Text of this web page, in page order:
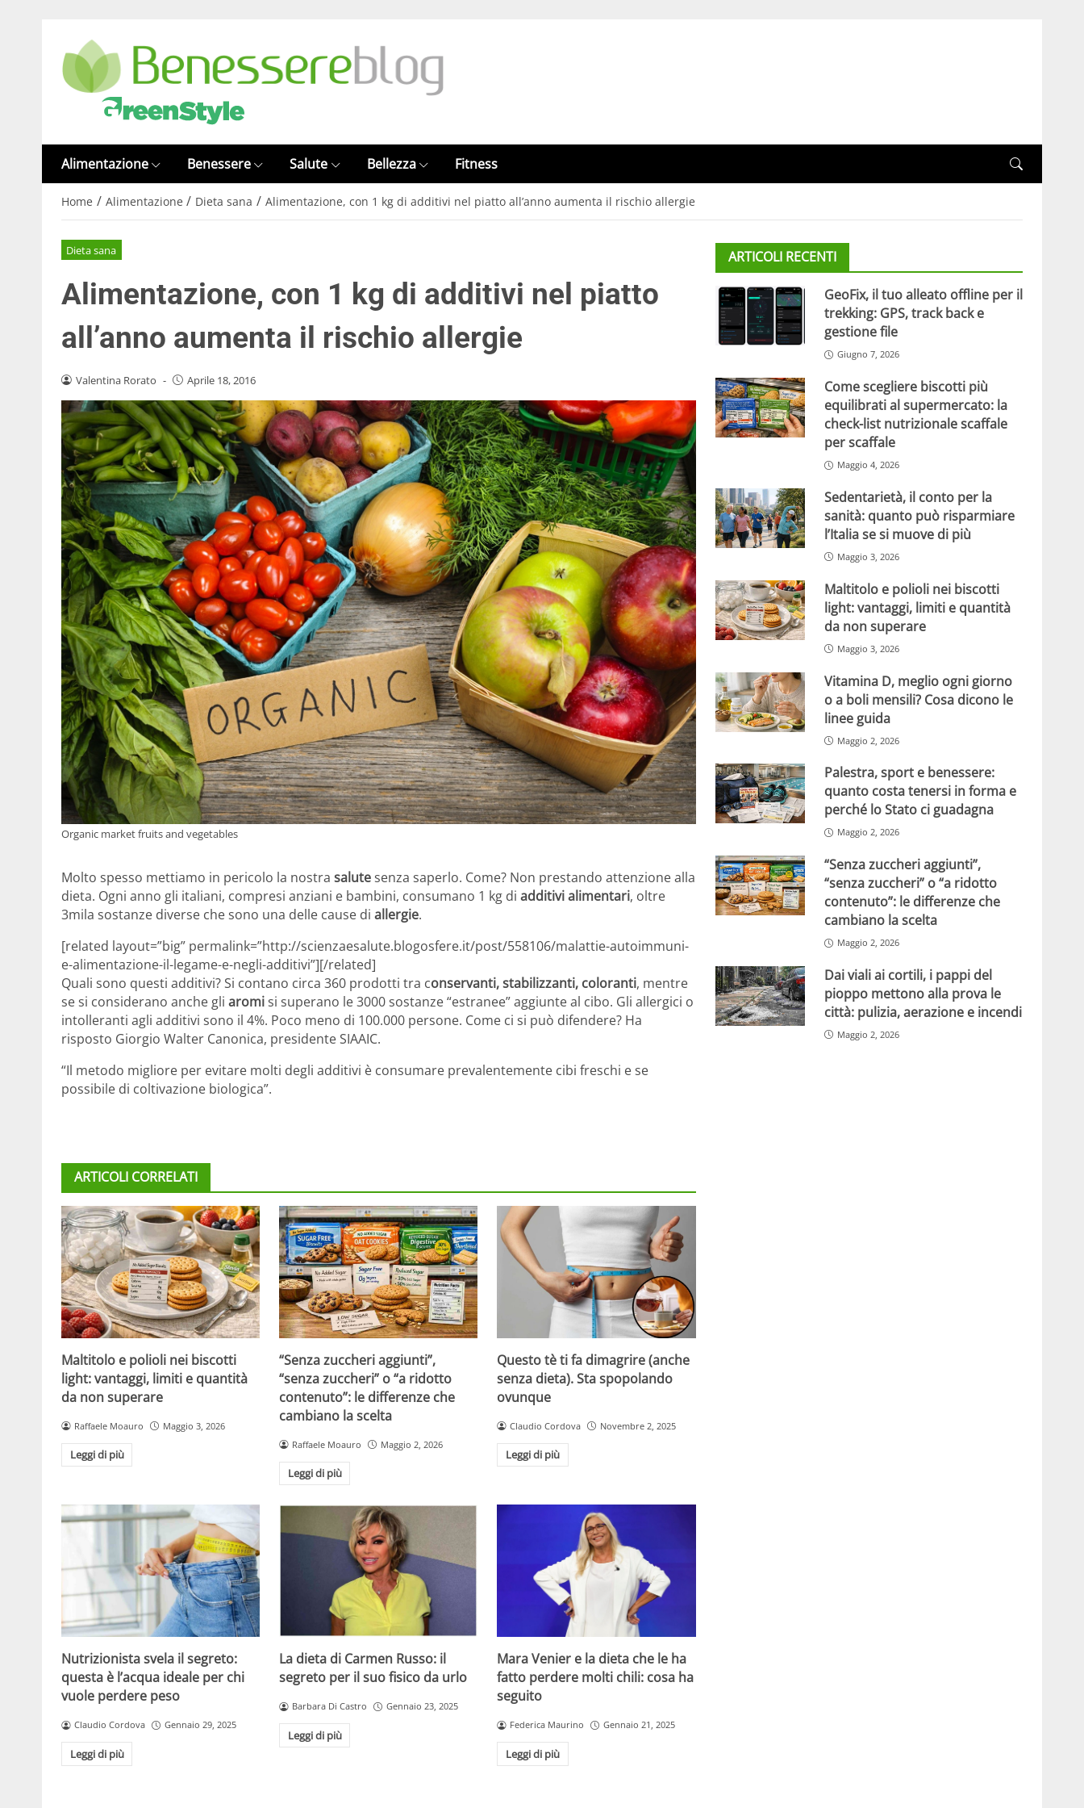
Alimentazione Benessere Salute Bellezza Fitness
Home / Alimentazione / Dieta sana / Alimentazione, con 1 kg di additivi nel piatto all’anno aumenta il rischio allergie
Dieta sana
Alimentazione, con 1 kg di additivi nel piatto
all’anno aumenta il rischio allergie
Valentina Rorato - Aprile 18, 2016
Organic market fruits and vegetables
Molto spesso mettiamo in pericolo la nostra salutesenza saperlo. Come? Non prestando attenzione alla
dieta. Ogni anno gli italiani, compresi anziani e bambini, consumano 1 kg di additivi alimentari, oltre
3mila sostanze diverse che sono una delle cause di allergie.
[related layout=”big” permalink=”http://scienzaesalute.blogosfere.it/post/558106/malattie-autoimmuni-
e-alimentazione-il-legame-e-negli-additivi”][/related]
Quali sono questi additivi? Si contano circa 360 prodotti tra conservanti, stabilizzanti, coloranti, mentre
se si considerano anche gli aromisi superano le 3000 sostanze “estranee” aggiunte al cibo. Gli allergici o
intolleranti agli additivi sono il 4%. Poco meno di 100.000 persone. Come ci si può difendere? Ha
risposto Giorgio Walter Canonica, presidente SIAAIC.
“Il metodo migliore per evitare molti degli additivi è consumare prevalentemente cibi freschi e se
possibile di coltivazione biologica”.
ARTICOLI CORRELATI
Maltitolo e polioli nei biscotti
light: vantaggi, limiti e quantità
da non superare
Raffaele Moauro Maggio 3, 2026
Leggi di più
“Senza zuccheri aggiunti”,
“senza zuccheri” o “a ridotto
contenuto”: le differenze che
cambiano la scelta
Raffaele Moauro Maggio 2, 2026
Leggi di più
Questo tè ti fa dimagrire (anche
senza dieta). Sta spopolando
ovunque
Claudio Cordova Novembre 2, 2025
Leggi di più
Nutrizionista svela il segreto:
questa è l’acqua ideale per chi
vuole perdere peso
Claudio Cordova Gennaio 29, 2025
Leggi di più
La dieta di Carmen Russo: il
segreto per il suo fisico da urlo
Barbara Di Castro Gennaio 23, 2025
Leggi di più
Mara Venier e la dieta che le ha
fatto perdere molti chili: cosa ha
seguito
Federica Maurino Gennaio 21, 2025
Leggi di più
ARTICOLI RECENTI
GeoFix, il tuo alleato offline per il
trekking: GPS, track back e
gestione file
Giugno 7, 2026
Come scegliere biscotti più
equilibrati al supermercato: la
check-list nutrizionale scaffale
per scaffale
Maggio 4, 2026
Sedentarietà, il conto per la
sanità: quanto può risparmiare
l’Italia se si muove di più
Maggio 3, 2026
Maltitolo e polioli nei biscotti
light: vantaggi, limiti e quantità
da non superare
Maggio 3, 2026
Vitamina D, meglio ogni giorno
o a boli mensili? Cosa dicono le
linee guida
Maggio 2, 2026
Palestra, sport e benessere:
quanto costa tenersi in forma e
perché lo Stato ci guadagna
Maggio 2, 2026
“Senza zuccheri aggiunti”,
“senza zuccheri” o “a ridotto
contenuto”: le differenze che
cambiano la scelta
Maggio 2, 2026
Dai viali ai cortili, i pappi del
pioppo mettono alla prova le
città: pulizia, aerazione e incendi
Maggio 2, 2026